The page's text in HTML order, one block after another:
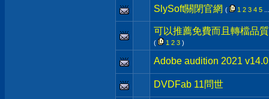
SlySoft關閉官網 ( 1 2 3 4 5
可以推薦免費而且轉檔品
( 1 2 3 )
Adobe audition 2021
DVDFab 11問世